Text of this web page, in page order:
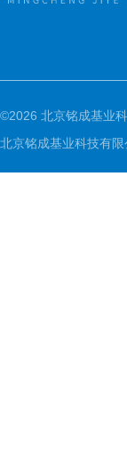
©2026 北京铭成基业
北京铭成基业科技有